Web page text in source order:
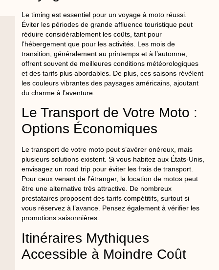
Le timing est essentiel pour un voyage à moto réussi.
Éviter les périodes de grande affluence touristique peut
réduire considérablement les coûts, tant pour
l’hébergement que pour les activités. Les mois de
transition, généralement au printemps et à l’automne,
offrent souvent de meilleures conditions météorologiques
et des tarifs plus abordables. De plus, ces saisons révèlent
les couleurs vibrantes des paysages américains, ajoutant
du charme à l’aventure.
Le Transport de Votre Moto :
Options Économiques
Le transport de votre moto peut s’avérer onéreux, mais
plusieurs solutions existent. Si vous habitez aux États-Unis,
envisagez un road trip pour éviter les frais de transport.
Pour ceux venant de l’étranger, la location de motos peut
être une alternative très attractive. De nombreux
prestataires proposent des tarifs compétitifs, surtout si
vous réservez à l’avance. Pensez également à vérifier les
promotions saisonnières.
Itinéraires Mythiques
Accessible à Moindre Coût